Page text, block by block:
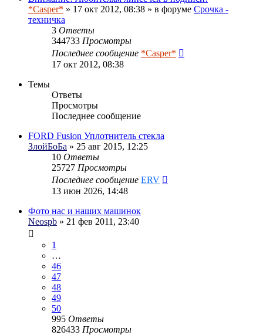
*Casper* » 17 окт 2012, 08:38 » в форуме Срочка -
техничка
3 Ответы
344733 Просмотры
Последнее сообщение *Casper*
17 окт 2012, 08:38
Темы
Ответы
Просмотры
Последнее сообщение
FORD Fusion Уплотнитель стекла
ЗлойБоБа » 25 авг 2015, 12:25
10 Ответы
25727 Просмотры
Последнее сообщение ERV
13 июн 2026, 14:48
Фото нас и наших машинок
Neospb » 21 фев 2011, 23:40
1
…
46
47
48
49
50
995 Ответы
826433 Просмотры